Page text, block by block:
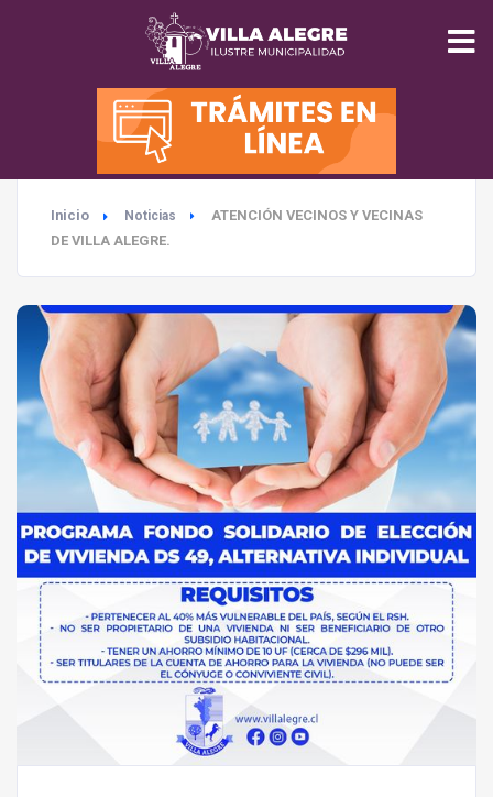
INICIO
MUNICIPALIDAD
SEGURIDAD
TURISMO
MEDIO AMBIENTE
Inicio Noticias
ATENCIÓN VECINOS Y VECINAS
DE VILLA ALEGRE.